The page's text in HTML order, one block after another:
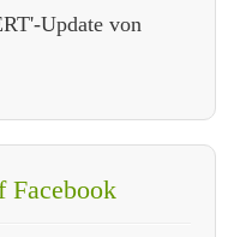
Update von
Facebook